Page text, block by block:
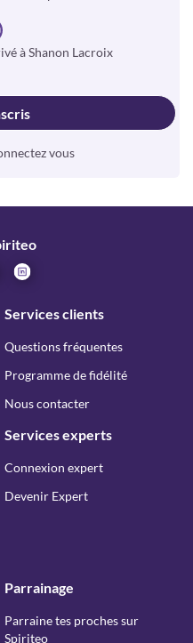
à Shanon Lacroix
vous
Services clients
Questions fréquentes
Programme de fidélité
Nous contacter
Services experts
Connexion expert
Devenir Expert
Parrainage
Parraine tes proches sur
Spiriteo